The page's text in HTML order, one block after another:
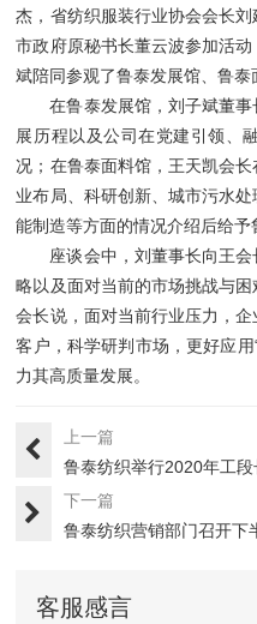
杰，省纺织服装行业协会会长
市政府原秘书长董云波参加活
斌陪同参观了鲁泰发展馆、鲁泰
在鲁泰发展馆，刘子斌董
展历程以及公司在党建引领、
况；在鲁泰面料馆，王天凯会
业布局、科研创新、城市污水
能制造等方面的情况介绍后给予
座谈会中，刘董事长向王
略以及面对当前的市场挑战与
会长说，面对当前行业压力，
客户，科学研判市场，更好应
力其高质量发展。
上一篇
鲁泰纺织举行2020年工
下一篇
鲁泰纺织营销部门召开下
客服感言